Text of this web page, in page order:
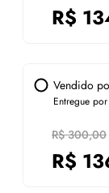
R$
Vendido
Entregue
R$ 300,00
R$